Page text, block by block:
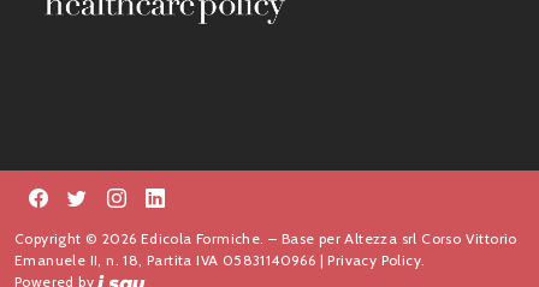
Copyright © 2026 Edicola Formiche. – Base per Altezza srl Corso Vittorio
Emanuele II, n. 18, Partita IVA 05831140966 |Privacy Policy.
Powered by